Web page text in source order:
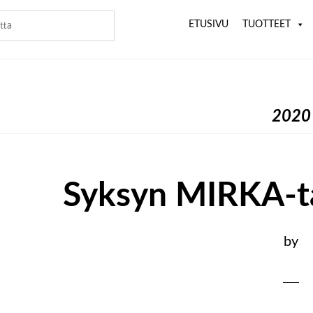
ETUSIVU TUOTTEET
2020
Syksyn MIRKA-
by